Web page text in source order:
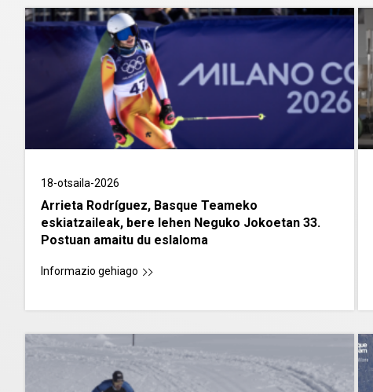
18-otsaila-2026
Arrieta Rodríguez, Basque Teameko
eskiatzaileak, bere lehen Neguko Jokoetan 33.
Postuan amaitu du eslaloma
Informazio gehiago